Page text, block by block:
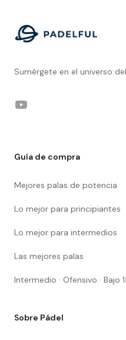
Sumérgete en el universo
YouTube
Guía de compra
Mejores palas de potencia
Lo mejor para principiantes
Lo mejor para intermedios
Las mejores palas
Intermedio · Ofensivo · Bajo
Sobre Pádel